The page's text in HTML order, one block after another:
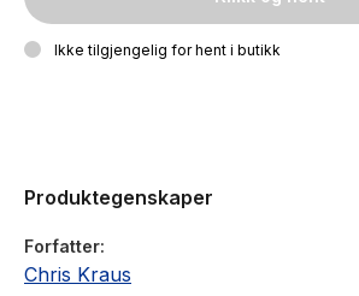
Ikke tilgjengelig for hent i butikk
Produktegenskaper
Forfatter
Chris Kraus